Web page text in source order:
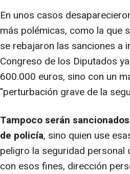
En unos casos
más polémicas, como la que
se rebajaron las sanciones a
Congreso de los Diputados
600.000 euros, sino con un
"perturbación grave de la
Tampoco serán
de policía, sino quien use
peligro la seguridad
con esos fines, dirección